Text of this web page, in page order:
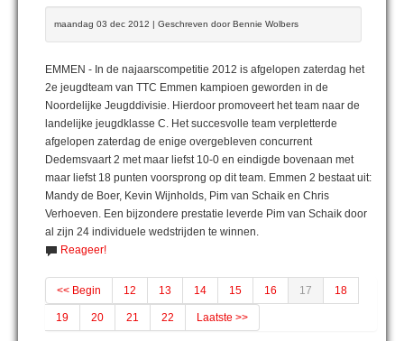
maandag 03 dec 2012 | Geschreven door Bennie Wolbers
EMMEN - In de najaarscompetitie 2012 is afgelopen zaterdag het
2e jeugdteam van TTC Emmen kampioen geworden in de
Noordelijke Jeugddivisie. Hierdoor promoveert het team naar de
landelijke jeugdklasse C. Het succesvolle team verpletterde
afgelopen zaterdag de enige overgebleven concurrent
Dedemsvaart 2 met maar liefst 10-0 en eindigde bovenaan met
maar liefst 18 punten voorsprong op dit team. Emmen 2 bestaat uit:
Mandy de Boer, Kevin Wijnholds, Pim van Schaik en Chris
Verhoeven. Een bijzondere prestatie leverde Pim van Schaik door
al zijn 24 individuele wedstrijden te winnen.
Reageer!
<< Begin 12 13 14 15 16 17 18
19 20 21 22 Laatste >>